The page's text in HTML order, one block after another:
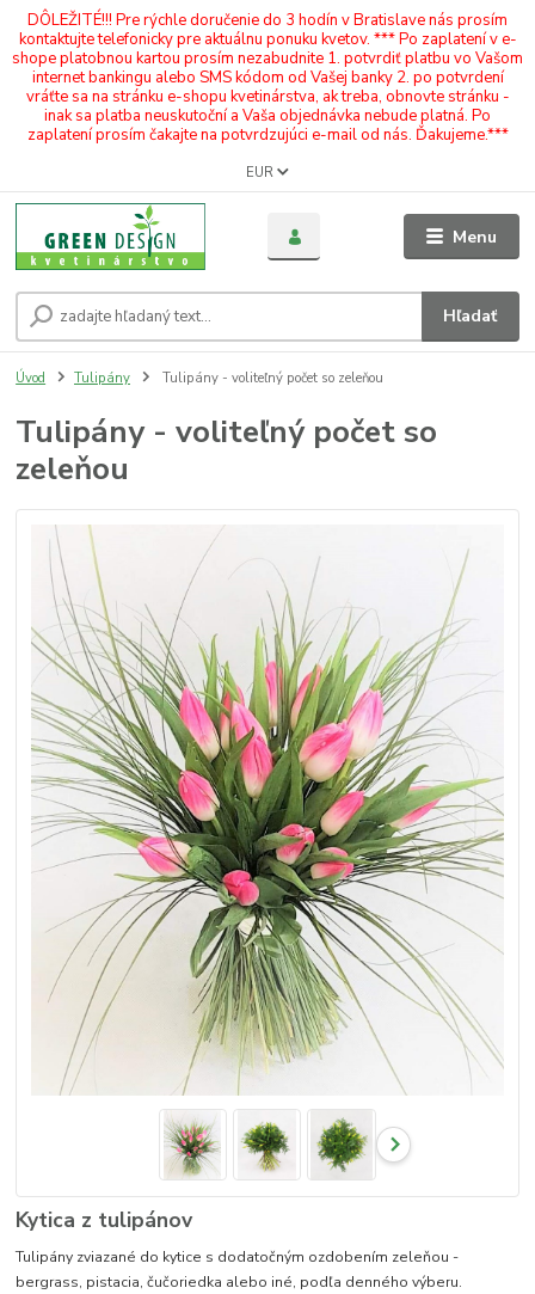
DÔLEŽITÉ!!! Pre rýchle doručenie do 3 hodín v Bratislave nás prosím
kontaktujte telefonicky pre aktuálnu ponuku kvetov. *** Po zaplatení v e-
shope platobnou kartou prosím nezabudnite 1. potvrdiť platbu vo Vašom
internet bankingu alebo SMS kódom od Vašej banky 2. po potvrdení
vráťte sa na stránku e-shopu kvetinárstva, ak treba, obnovte stránku -
inak sa platba neuskutoční a Vaša objednávka nebude platná. Po
zaplatení prosím čakajte na potvrdzujúci e-mail od nás. Ďakujeme.***
Menu
EUR
Hľadať
Úvod Tulipány Tulipány - voliteľný počet so zeleňou
Tulipány - voliteľný počet so
zeleňou
Kytica z tulipánov
Tulipány zviazané do kytice s dodatočným ozdobením zeleňou -
bergrass, pistacia, čučoriedka alebo iné, podľa denného výberu.